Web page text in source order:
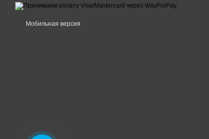
Мобильная версия